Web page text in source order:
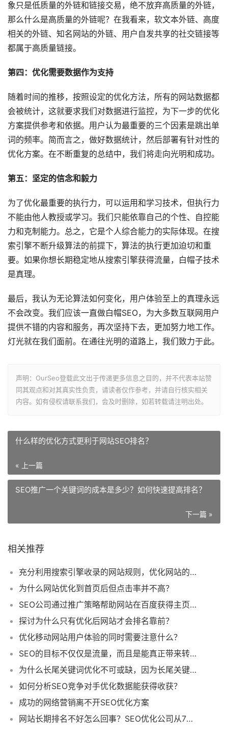
象只是低质量的外链和链接交易，绝不放弃高质量的外链，
那么什么是高质量的外链呢？在我看来，软文本外链、高度
相关的外链、知名网站的外链、用户自发共享的社交链接等
都属于高质量链接。
第四：优化需要数据作为支持
随着时间的推移，按照设定的优化方法，所有的网站数据都
会被统计，这就要求我们对数据进行监控，为下一步的优化
方案提供参考和依据。用户认为最重要的三个因素是跳出单
词的频率。简而言之，做好数据统计，然后部署有针对性的
优化方案。在不断重复的总结中，我们将走向光明和成功。
第五：坚定的信念和毅力
为了优化最重要的执行力，可以运用和学习技术，但执行力
不能由他人教授或学习。我们只能依靠自己的个性、自控能
力和克制能力。总之，它是个人综合能力的实际体现。在搜
索引擎不断升级算法的前提下，算法的执行更加迫切和重
要。如果你想长期稳定地从搜索引擎获得流量，白帽子技术
是真理。
最后，我认为无论算法如何变化，用户体验至上的真理永远
不会改变。我们应该一直做白帽SEO，为大多数互联网用户
提供不错的内容和服务，再次坚持下去，更加努力地工作。
灯光就在我们面前。在通往光明的道路上，我们致力于此。
声明：OurSeo登载此文出于传递更多信息之目的，并不代表本站赞
同其观点和对其真实性负责，请读者仅作参考，并请自行核实相关
内容。如有侵权请联系我们，会及时删除，如若转载请注明出处。
什么样的优化方式更利于网站SEO排名？
« 上一篇
SEO推广一个关键词的成本是多少？如何快速提高排名？
下一篇 »
相关推荐
充分利用搜索引擎收录的网站规则，优化网站的整体结构
为什么网站优化到首页后但点击率并不高？
SEO公司通过推广策略帮助网站在百度获得主页排名
探讨为什么只有优化后网站才会排名靠前？
优化移动网站用户体验的同时需要注意什么？
SEO的目标不仅仅是流量，而且是能真正带来转化的搜索流量
为什么长尾关键词优化不可或缺，因为长尾关键词可创造高流量
如何分析SEO竞争对手优化数据能获得收获？
成功的网络营销离不开SEO优化方案
网站长期排名不好怎么回事？SEO优化公司从7个方面为你解析